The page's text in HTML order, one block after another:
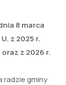
8 marca
z 2025 r.
oraz z 2026 r.
radzie gminy